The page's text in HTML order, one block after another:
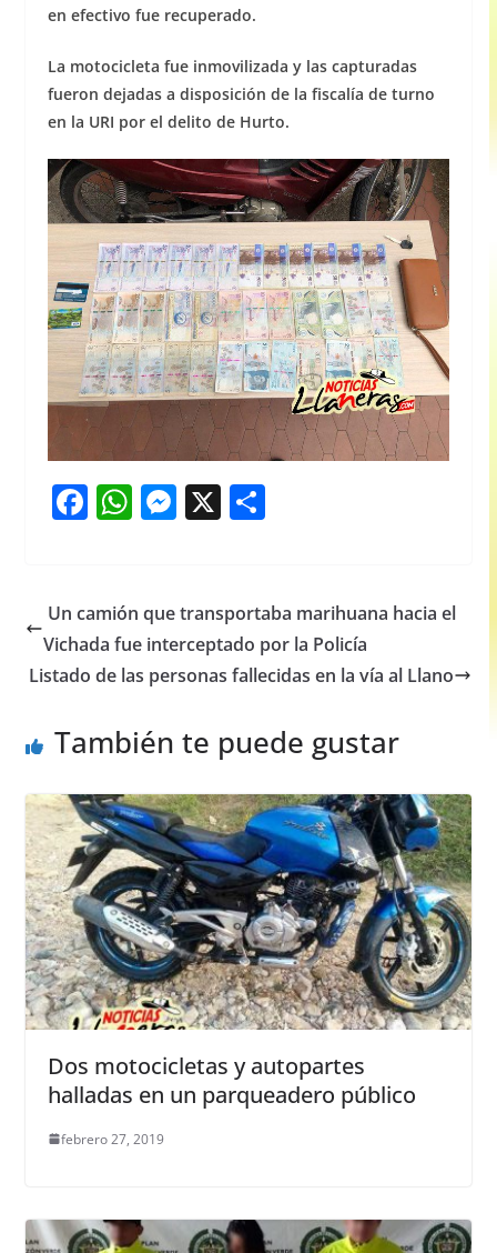
en efectivo fue recuperado.
La motocicleta fue inmovilizada y las capturadas
fueron dejadas a disposición de la fiscalía de turno
en la URI por el delito de Hurto.
F
e
b
o
k
W
s
A
p
M
e
n
g
X S
e
Un camión que transportaba marihuana hacia el
Vichada fue interceptado por la Policía
Listado de las personas fallecidas en la vía al Llano
También te puede gustar
Dos motocicletas y autopartes
halladas en un parqueadero público
febrero 27, 2019